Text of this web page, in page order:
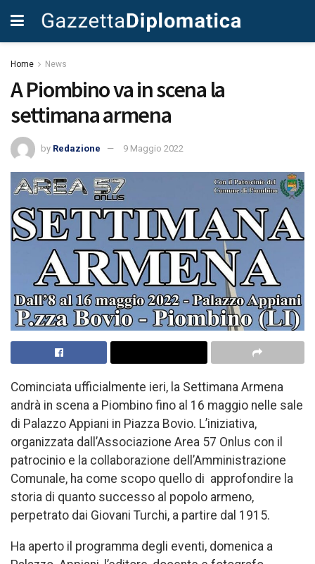
Home News
A Piombino va in scena la
settimana armena
by Redazione 9 Maggio 2022
Cominciata ufficialmente ieri, la Settimana Armena
andrà in scena a Piombino fino al 16 maggio nelle sale
di Palazzo Appiani in Piazza Bovio. L’iniziativa,
organizzata dall’Associazione Area 57 Onlus con il
patrocinio e la collaborazione dell’Amministrazione
Comunale, ha come scopo quello di approfondire la
storia di quanto successo al popolo armeno,
perpetrato dai Giovani Turchi, a partire dal 1915.
Ha aperto il programma degli eventi, domenica a